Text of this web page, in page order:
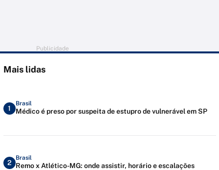
Publicidade
Mais lidas
1
Brasil
Médico é preso por suspeita de estupro de vulnerável em SP
2
Brasil
Remo x Atlético-MG: onde assistir, horário e escalações